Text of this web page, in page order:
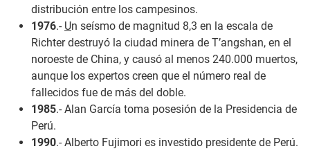
distribución entre los campesinos.
1976.- Un seísmo de magnitud 8,3 en la escala de
Richter destruyó la ciudad minera de T’angshan, en el
noroeste de China, y causó al menos 240.000 muertos,
aunque los expertos creen que el número real de
fallecidos fue de más del doble.
1985.- Alan García toma posesión de la Presidencia de
Perú.
1990.- Alberto Fujimori es investido presidente de Perú.